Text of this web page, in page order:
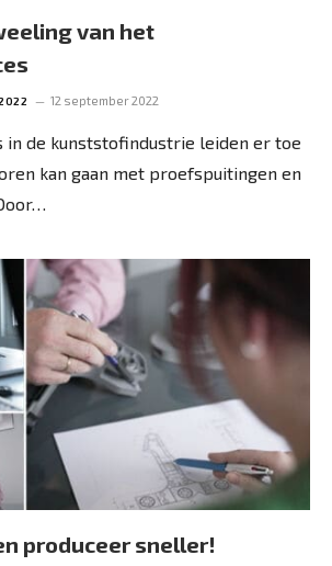
van het
12 september 2022
in de kunststofindustrie leiden er toe
kan gaan met proefspuitingen en
produceer sneller!